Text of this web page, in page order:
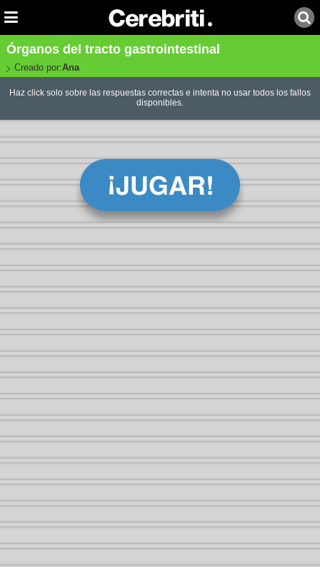
Órganos del tracto gastrointestinal
Creado por:Ana
Haz click solo sobre las respuestas correctas e intenta no usar todos los fallos
disponibles.